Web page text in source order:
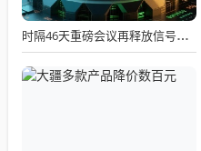
时隔46天重磅会议再释放信号：光伏反内卷战役全面升级